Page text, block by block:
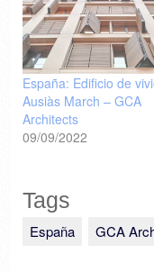
España: Edificio de
Ausiàs March – GCA
Architects
09/09/2022
Tags
España GCA